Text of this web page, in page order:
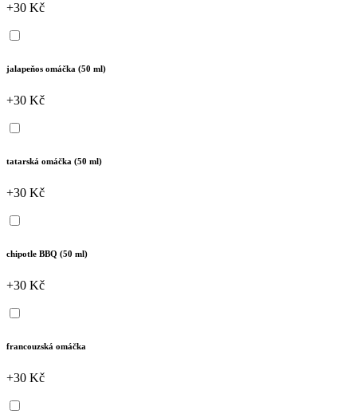
+30 Kč
jalapeňos omáčka (50 ml)
+30 Kč
tatarská omáčka (50 ml)
+30 Kč
chipotle BBQ (50 ml)
+30 Kč
francouzská omáčka
+30 Kč